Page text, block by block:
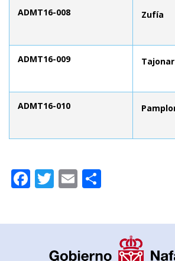
ADMT16-008 Zufía
ADMT16-009 Tajonar
ADMT16-010
Facebook
Twitter
Email